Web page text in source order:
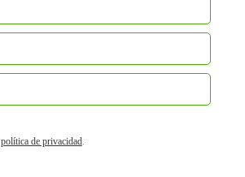
política de privacidad.